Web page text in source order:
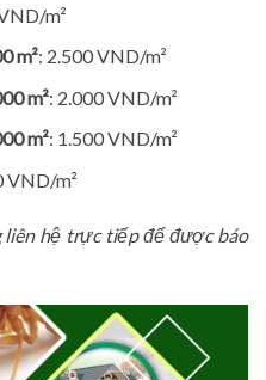
m²
m²: 2.500 VND/m²
m²: 2.000 VND/m²
m²: 1.500 VND/m²
VND/m²
hệ trực tiếp để được báo